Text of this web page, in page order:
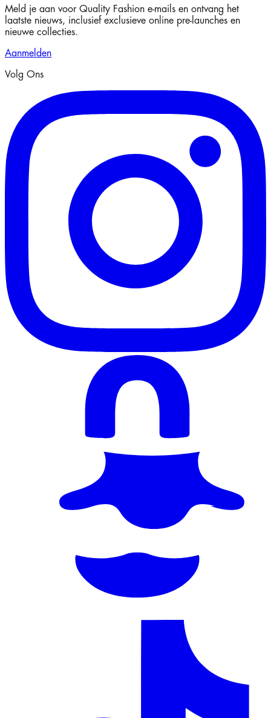
Meld je aan voor Quality Fashion e-mails en ontvang het
laatste nieuws, inclusief exclusieve online pre-launches en
nieuwe collecties.
Aanmelden
Volg Ons